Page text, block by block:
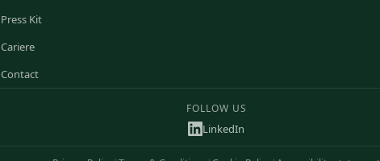
Press Kit
Cariere
Contact
FOLLOW US
LinkedIn